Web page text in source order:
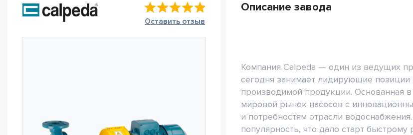
Оставить отзыв
Описание завода
Компания Calpeda — один из ведущих
сегодня занимает лидирующие позиции
производимой продукции. Основанная
мировой рынок насосов с
и потребностям отрасли
популярность, что дало старт